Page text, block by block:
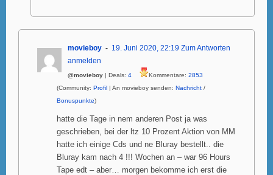
movieboy 19. Juni 2020, 22:19 Zum Antworten
anmelden
@movieboy | Deals: 4 Kommentare: 2853
(Community: Profil | An movieboy senden: Nachricht /
Bonuspunkte)
hatte die Tage in nem anderen Post ja was
geschrieben, bei der ltz 10 Prozent Aktion von MM
hatte ich einige Cds und ne Bluray bestellt.. die
Bluray kam nach 4 !!! Wochen an – war 96 Hours
Tape edt – aber… morgen bekomme ich erst die